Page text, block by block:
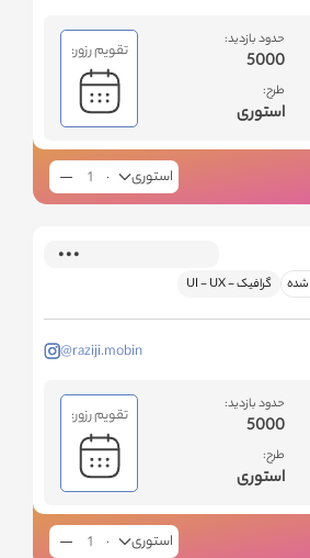
حدود بازدید:
5000
طرح:
استوری
تقویم رزور:
استوری
گرافیک - ‌UI - UX
@raziji.mobin
حدود بازدید:
5000
طرح:
استوری
تقویم رزور:
استوری